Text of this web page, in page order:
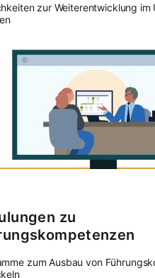
zur Weiterentwicklung im
zu
zum Ausbau von